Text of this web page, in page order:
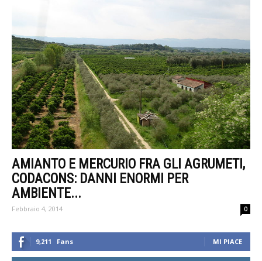
AMIANTO E MERCURIO FRA GLI AGRUMETI,
CODACONS: DANNI ENORMI PER
AMBIENTE...
Febbraio 4, 2014 0
9,211 Fans MI PIACE